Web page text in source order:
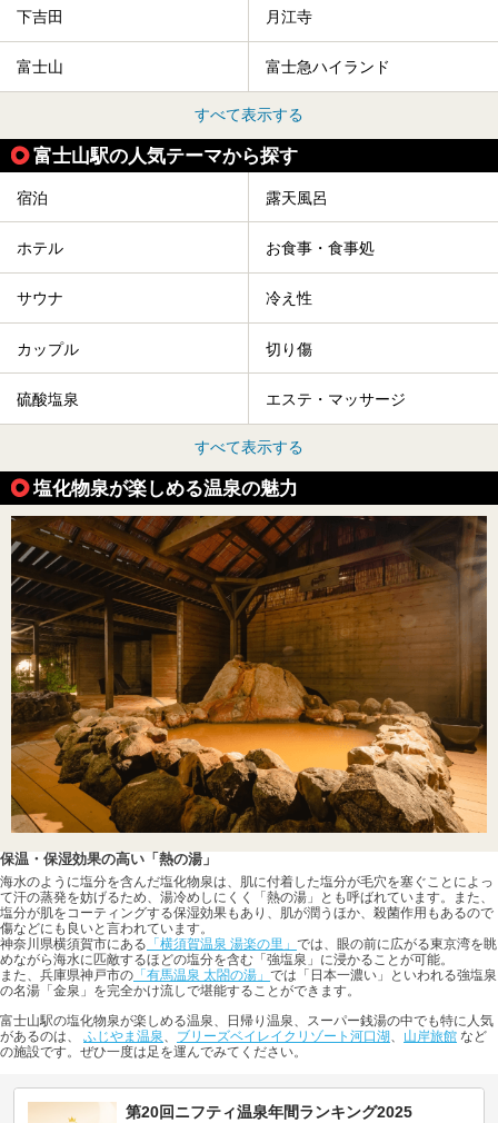
下吉田 月江寺
富士山 富士急ハイランド
すべて表示する
富士山駅の人気テーマから探す
宿泊 露天風呂
ホテル お食事・食事処
サウナ 冷え性
カップル 切り傷
硫酸塩泉 エステ・マッサージ
すべて表示する
塩化物泉が楽しめる温泉の魅力
保温・保湿効果の高い「熱の湯」
海水のように塩分を含んだ塩化物泉は、肌に付着した塩分が毛穴を塞ぐことによっ
て汗の蒸発を妨げるため、湯冷めしにくく「熱の湯」とも呼ばれています。また、
塩分が肌をコーティングする保湿効果もあり、肌が潤うほか、殺菌作用もあるので
傷などにも良いと言われています。
神奈川県横須賀市にある 「横須賀温泉 湯楽の里」 では、眼の前に広がる東京湾を眺
めながら海水に匹敵するほどの塩分を含む「強塩泉」に浸かることが可能。
また、兵庫県神戸市の 「有馬温泉 太閤の湯」 では「日本一濃い」といわれる強塩泉
の名湯「金泉」を完全かけ流しで堪能することができます。
富士山駅の塩化物泉が楽しめる温泉、日帰り温泉、スーパー銭湯の中でも特に人気
があるのは、 ふじやま温泉、 ブリーズベイレイクリゾート河口湖、 山岸旅館 など
の施設です。ぜひ一度は足を運んでみてください。
第20回ニフティ温泉年間ランキング2025